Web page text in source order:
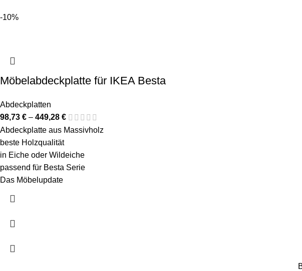
-10%
Möbelabdeckplatte für IKEA Besta
Abdeckplatten
98,73 € – 449,28 €
Abdeckplatte aus Massivholz
beste Holzqualität
in Eiche oder Wildeiche
passend für Besta Serie
Das Möbelupdate